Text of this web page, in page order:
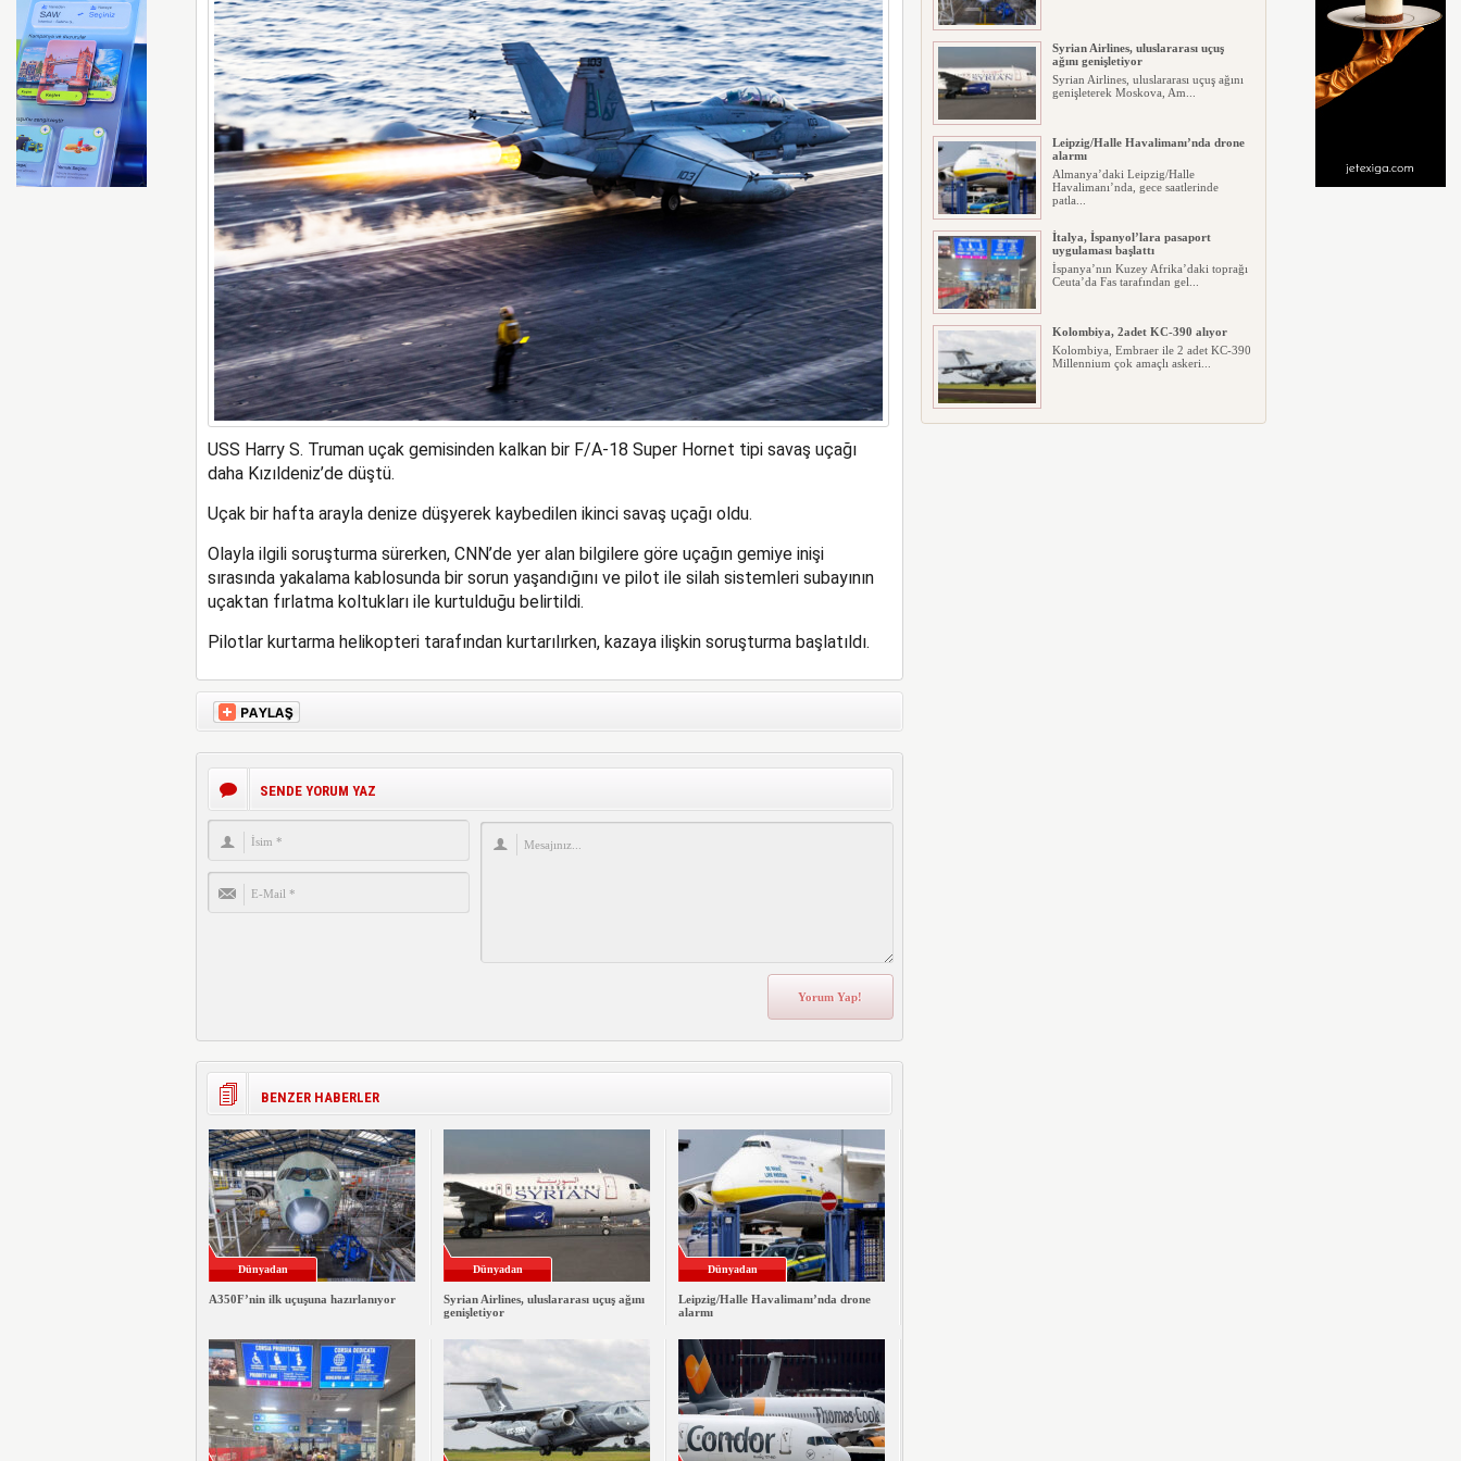
Air India uçağı türbülansa girdi 17 kişi yaralandı
USS Harry S. Truman uçak gemisinden kalkan bir F/A-18 Super Hornet tipi savaş uçağı
daha Kızıldeniz’de düştü.
Uçak bir hafta arayla denize düşyerek kaybedilen ikinci savaş uçağı oldu.
Olayla ilgili soruşturma sürerken, CNN’de yer alan bilgilere göre uçağın gemiye inişi
sırasında yakalama kablosunda bir sorun yaşandığını ve pilot ile silah sistemleri subayının
uçaktan fırlatma koltukları ile kurtulduğu belirtildi.
Pilotlar kurtarma helikopteri tarafından kurtarılırken, kazaya ilişkin soruşturma başlatıldı.
SENDE YORUM YAZ
BENZER HABERLER
Dünyadan
A350F’nin ilk uçuşuna hazırlanıyor
Dünyadan
Syrian Airlines, uluslararası uçuş ağını
genişletiyor
Dünyadan
Leipzig/Halle Havalimanı’nda drone
alarmı
Syrian Airlines, uluslararası uçuş
ağını genişletiyor
Syrian Airlines, uluslararası uçuş ağını
genişleterek Moskova, Am...
Leipzig/Halle Havalimanı’nda drone
alarmı
Almanya’daki Leipzig/Halle
Havalimanı’nda, gece saatlerinde
patla...
İtalya, İspanyol’lara pasaport
uygulaması başlattı
İspanya’nın Kuzey Afrika’daki toprağı
Ceuta’da Fas tarafından gel...
Kolombiya, 2adet KC-390 alıyor
Kolombiya, Embraer ile 2 adet KC-390
Millennium çok amaçlı askeri...
Condor, Frankfurt-Tel Aviv direk